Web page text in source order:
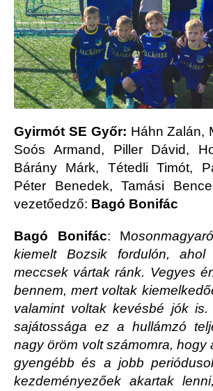
Gyirmót SE Győr: Háhn Zalán,
Soós Armand, Piller Dávid,
Bárány Márk, Tétedli Timót,
Péter Benedek, Tamási
vezetőedző: Bagó Bonifác
Bagó Bonifác: M
kiemelt Bozsik fordulón,
meccsek vártak ránk. Vegyes
bennem, mert voltak
valamint voltak kevésbé jók
sajátossága ez a hullámzó
nagy öröm volt számomra, hogy
gyengébb és a jobb
kezdeményezőek akartak